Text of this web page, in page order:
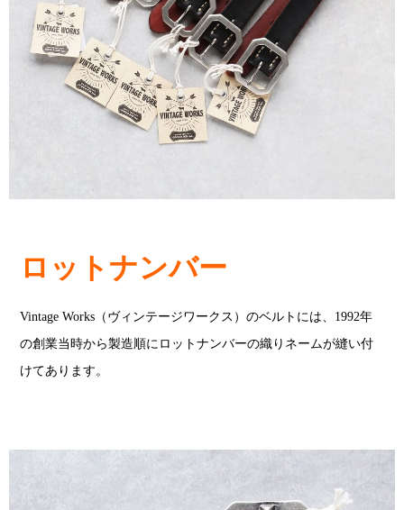
ロットナンバー
Vintage Works（ヴィンテージワークス）のベルトには、1992年
の創業当時から製造順にロットナンバーの織りネームが縫い付
けてあります。